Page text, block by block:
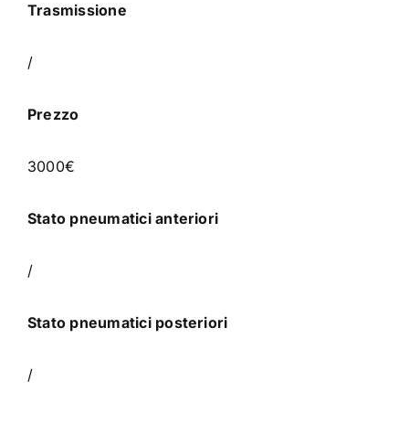
Trasmissione
/
Prezzo
3000€
Stato pneumatici anteriori
/
Stato pneumatici posteriori
/